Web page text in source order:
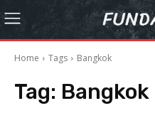
Home Tags Bangkok
Tag: Bangkok